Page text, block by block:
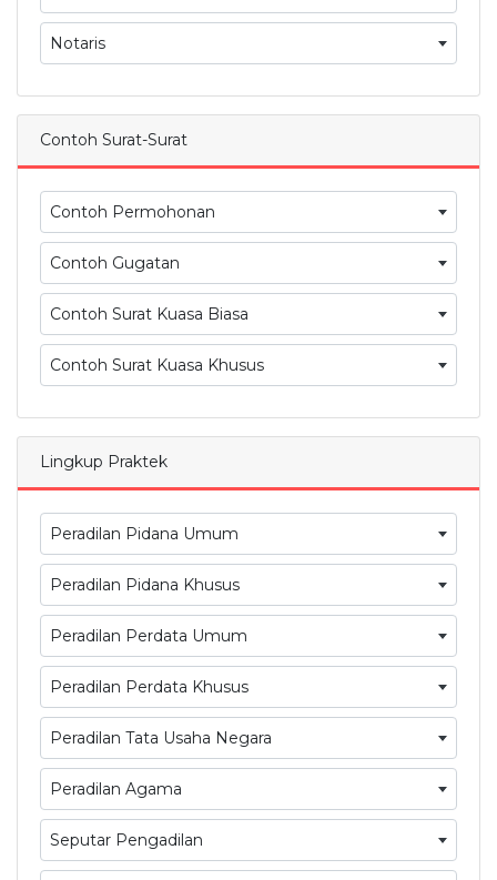
Notaris
Contoh Surat-Surat
Contoh Permohonan
Contoh Gugatan
Contoh Surat Kuasa Biasa
Contoh Surat Kuasa Khusus
Lingkup Praktek
Peradilan Pidana Umum
Peradilan Pidana Khusus
Peradilan Perdata Umum
Peradilan Perdata Khusus
Peradilan Tata Usaha Negara
Peradilan Agama
Seputar Pengadilan